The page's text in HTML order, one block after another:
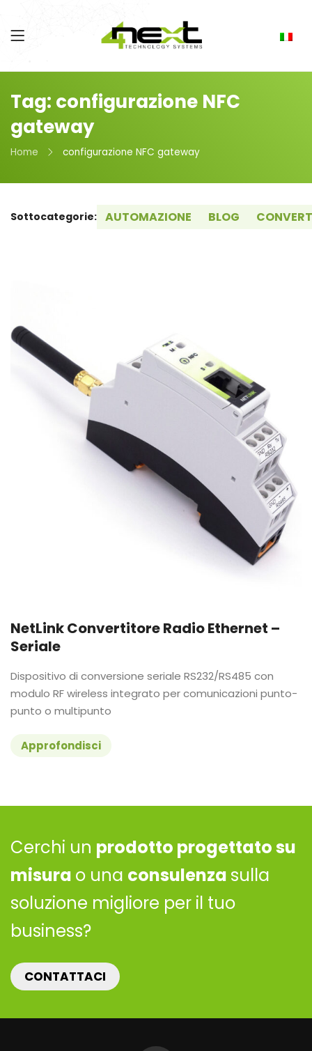
Tag: configurazione NFC
gateway
Home configurazione NFC gateway
Sottocategorie: AUTOMAZIONE BLOG
NetLink Convertitore Radio Ethernet –
Seriale
Dispositivo di conversione seriale RS232/RS485 con
modulo RF wireless integrato per comunicazioni punto-
punto o multipunto
Approfondisci
Cerchi un prodotto progettato su
misura o una consulenza sulla
soluzione migliore per il tuo
business?
CONTATTACI